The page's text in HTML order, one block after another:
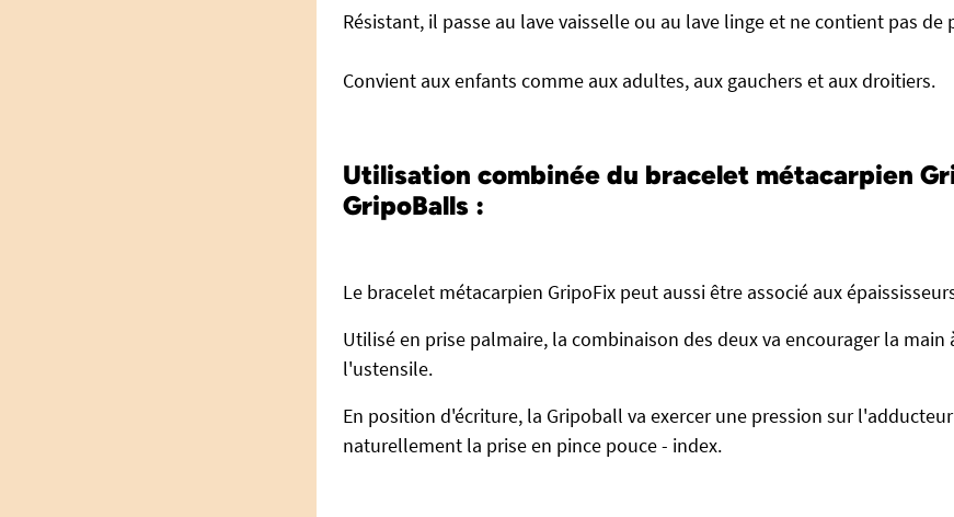
Résistant, il passe au lave vaisselle ou au lave linge et ne contient pas
Convient aux enfants comme aux adultes, aux gauchers et aux droitiers.
Utilisation combinée du bracelet métacarpien
GripoBalls :
Le bracelet métacarpien GripoFix peut aussi être associé aux
Utilisé en prise palmaire, la combinaison des deux va encourager la main
l'ustensile.
En position d'écriture, la Gripoball va exercer une pression sur
naturellement la prise en pince pouce - index.